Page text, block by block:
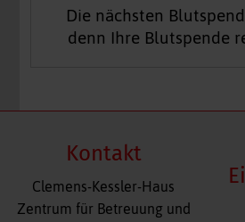
Die nächsten
denn Ihre Blutspende
Kontakt
Clemens-Kessler-Haus
Zentrum für Betreuung und